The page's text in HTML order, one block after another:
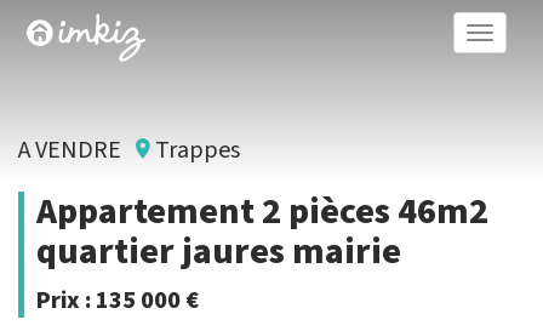
Toggle
A VENDRE Trappes
Appartement 2 pièces 46m2
quartier jaures mairie
Prix :135 000 €